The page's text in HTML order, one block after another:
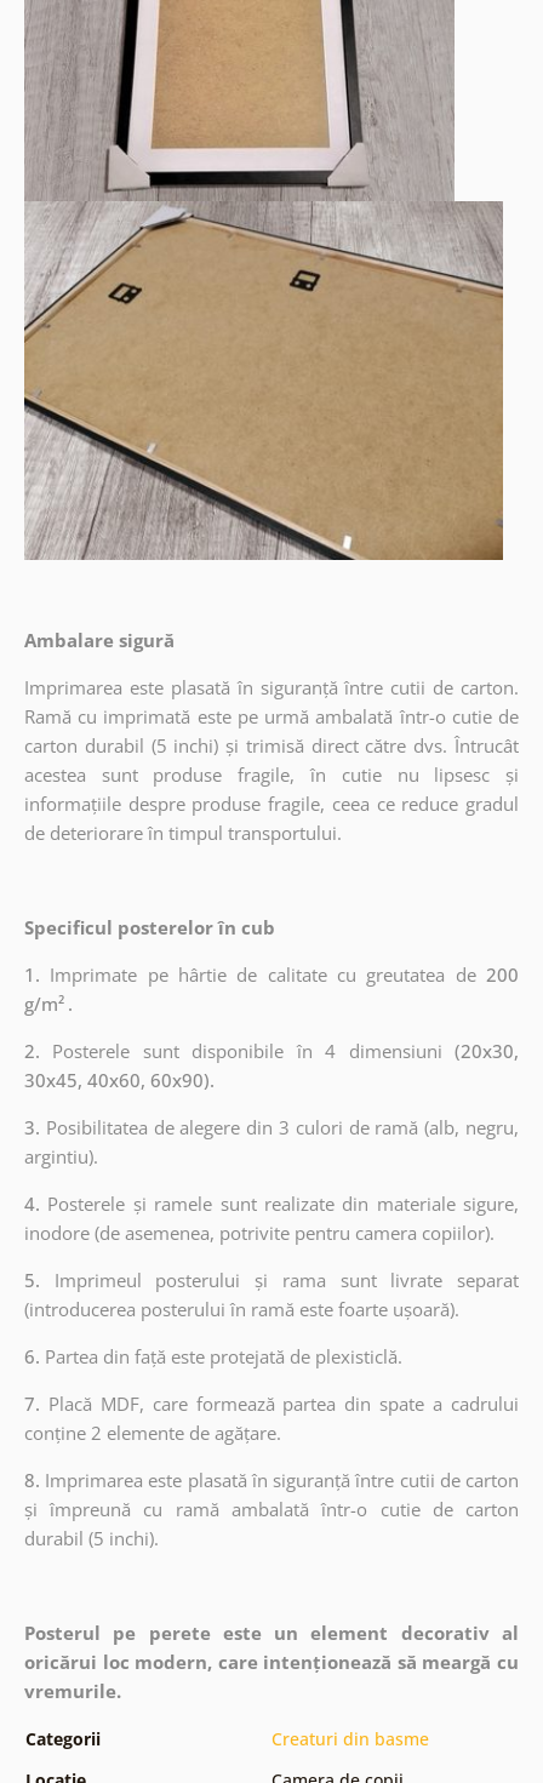
Ambalare sigură
Imprimarea este plasată în siguranță între cutii de carton.
Ramă cu imprimată este pe urmă ambalată într-o cutie de
carton durabil (5 inchi) și trimisă direct către dvs. Întrucât
acestea sunt produse fragile, în cutie nu lipsesc și
informațiile despre produse fragile, ceea ce reduce gradul
de deteriorare în timpul transportului.
Specificul posterelor în cub
1. Imprimate pe hârtie de calitate cu greutatea de200
g/m² .
2. Posterele sunt disponibile în 4 dimensiuni (20x30,
30x45, 40x60, 60x90).
3. Posibilitatea de alegere din 3 culori de ramă (alb, negru,
argintiu).
4. Posterele și ramele sunt realizate din materiale sigure,
inodore (de asemenea, potrivite pentru camera copiilor).
5. Imprimeul posterului și rama sunt livrate separat
(introducerea posterului în ramă este foarte ușoară).
6. Partea din față este protejată de plexisticlă.
7. Placă MDF, care formează partea din spate a cadrului
conține 2 elemente de agățare.
8. Imprimarea este plasată în siguranță între cutii de carton
și împreună cu ramă ambalată într-o cutie de carton
durabil (5 inchi).
Posterul pe perete este un element decorativ al
oricărui loc modern, care intenționează să meargă cu
vremurile.
Categorii
Creaturi din basme